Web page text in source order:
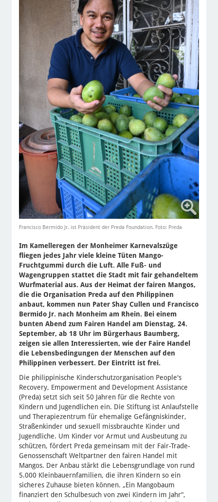
Francisco Bermido Jr. ist Präsident der Preda Foundation. Foto: Preda
Im Kamelleregen der Monheimer Karnevalszüge
fliegen jedes Jahr viele kleine Tüten Mango-
Fruchtgummi durch die Luft. Alle Fuß- und
Wagengruppen stattet die Stadt mit fair gehandeltem
Wurfmaterial aus. Aus der Heimat der fairen Mangos,
die die Organisation Preda auf den Philippinen
anbaut, kommen nun Pater Shay Cullen und Francisco
Bermido Jr. nach Monheim am Rhein. Bei einem
bunten Abend zum Fairen Handel am Dienstag, 24.
September, ab 18 Uhr im Bürgerhaus Baumberg,
zeigen sie allen Interessierten, wie der Faire Handel
die Lebensbedingungen der Menschen auf den
Philippinen verbessert. Der Eintritt ist frei.
Die philippinische Kinderschutzorganisation People's
Recovery, Empowerment and Development Assistance
(Preda) setzt sich seit 50 Jahren für die Rechte von
Kindern und Jugendlichen ein. Die Stiftung ist Anlaufstelle
und Therapiezentrum für ehemalige Gefängniskinder,
Straßenkinder und sexuell missbrauchte Kinder und
Jugendliche. Um Kinder vor Armut und Ausbeutung zu
schützen, fördert Preda gemeinsam mit der Fair-Trade-
Genossenschaft Weltpartner den fairen Handel mit
Mangos. Der Anbau stärkt die Lebensgrundlage von rund
5.000 Kleinbauernfamilien, die ihren Kindern so ein
sicheres Zuhause bieten können. „Ein Mangobaum
finanziert den Schulbesuch von zwei Kindern im Jahr“,